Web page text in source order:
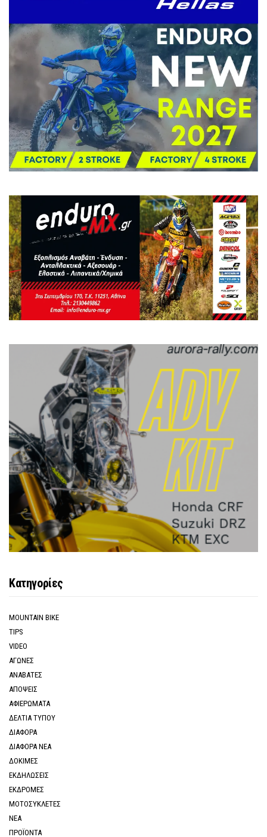
Κατηγορίες
MOUNTAIN BIKE
TIPS
VIDEO
ΑΓΩΝΕΣ
ΑΝΑΒΑΤΕΣ
ΑΠΟΨΕΙΣ
ΑΦΙΕΡΩΜΑΤΑ
ΔΕΛΤΙΑ ΤΥΠΟΥ
ΔΙΑΦΟΡΑ
ΔΙΑΦΟΡΑ ΝΕΑ
ΔΟΚΙΜΕΣ
ΕΚΔΗΛΩΣΕΙΣ
ΕΚΔΡΟΜΕΣ
ΜΟΤΟΣΥΚΛΕΤΕΣ
ΝΕΑ
ΠΡΟΪΟΝΤΑ